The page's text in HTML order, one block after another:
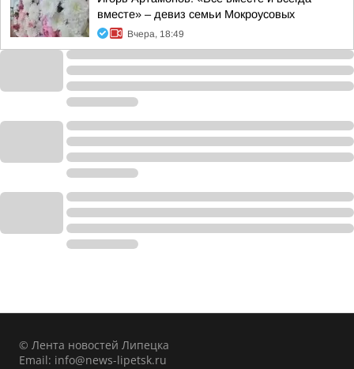
вместе» – девиз семьи Мокроусовых
Вчера, 18:49
© Лента новостей Липецка
Email: info@news-lipetsk.ru